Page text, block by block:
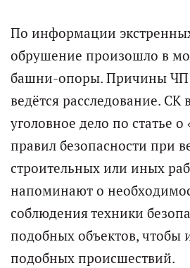
По информации
обрушение произошло в
башни-опоры. Причины ЧП
ведётся расследование. СК
уголовное дело по статье
правил безопасности при
строительных или иных
напоминают о
соблюдения техники
подобных объектов, чтобы
подобных происшествий.